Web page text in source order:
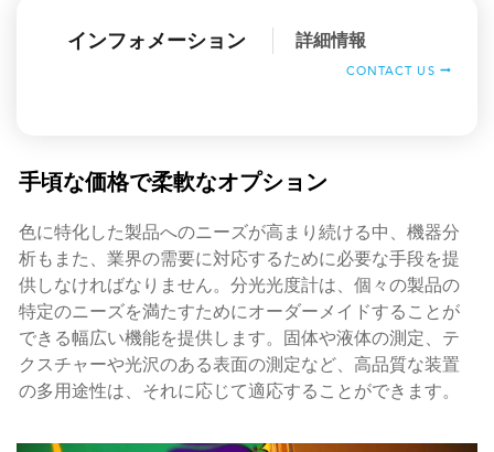
インフォメーション 詳細情報
CONTACT US
手頃な価格で柔軟なオプション
色に特化した製品へのニーズが高まり続ける中、機器分
析もまた、業界の需要に対応するために必要な手段を提
供しなければなりません。分光光度計は、個々の製品の
特定のニーズを満たすためにオーダーメイドすることが
できる幅広い機能を提供します。固体や液体の測定、テ
クスチャーや光沢のある表面の測定など、高品質な装置
の多用途性は、それに応じて適応することができます。